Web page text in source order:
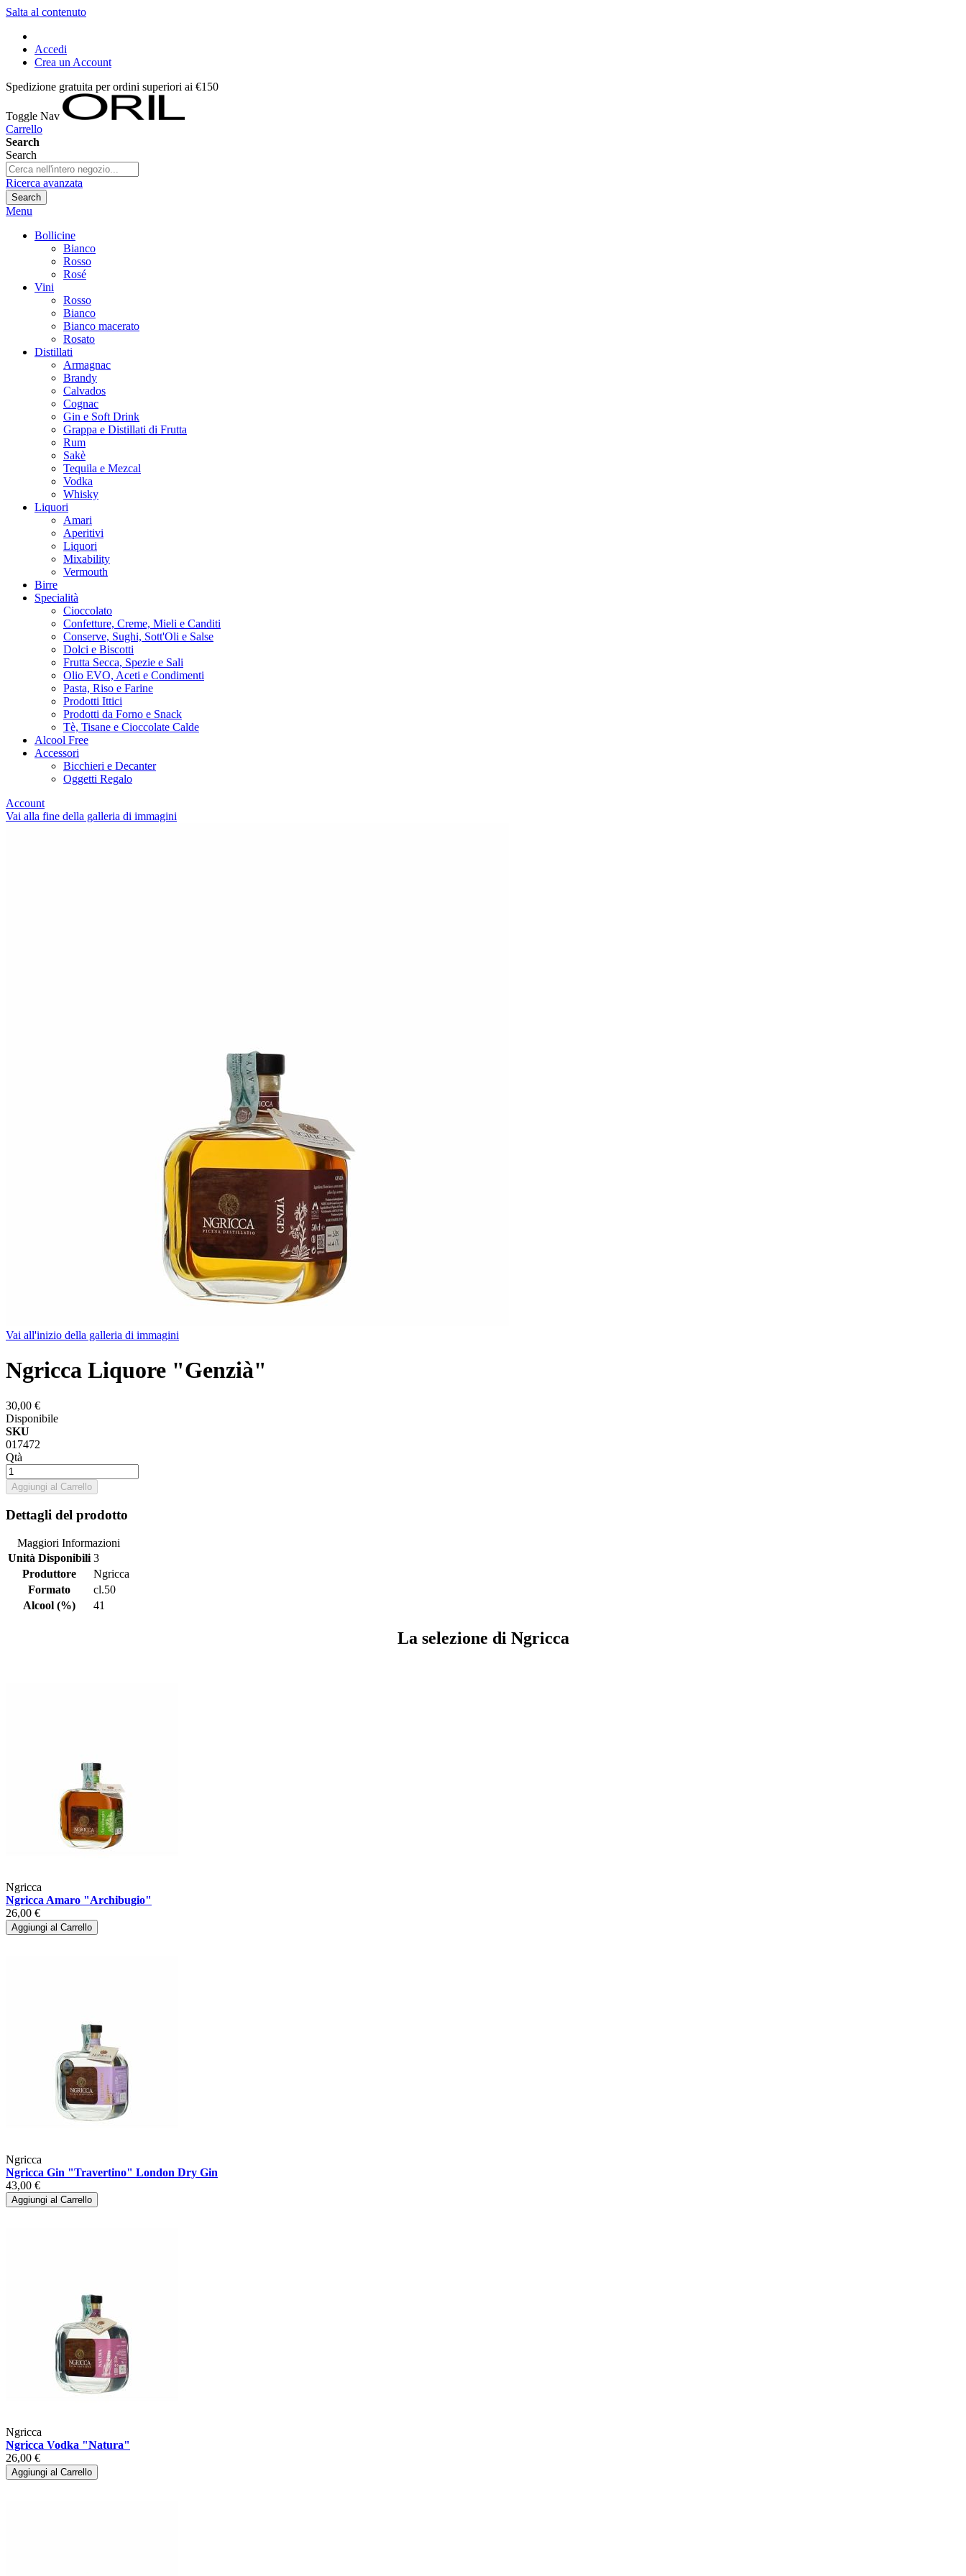
Salta al contenuto
Accedi
Crea un Account
Spedizione gratuita per ordini superiori ai €150
Toggle Nav
Carrello
Search
Search
Ricerca avanzata
Search
Menu
Bollicine
Bianco
Rosso
Rosé
Vini
Rosso
Bianco
Bianco macerato
Rosato
Distillati
Armagnac
Brandy
Calvados
Cognac
Gin e Soft Drink
Grappa e Distillati di Frutta
Rum
Sakè
Tequila e Mezcal
Vodka
Whisky
Liquori
Amari
Aperitivi
Liquori
Mixability
Vermouth
Birre
Specialità
Cioccolato
Confetture, Creme, Mieli e Canditi
Conserve, Sughi, Sott'Oli e Salse
Dolci e Biscotti
Frutta Secca, Spezie e Sali
Olio EVO, Aceti e Condimenti
Pasta, Riso e Farine
Prodotti Ittici
Prodotti da Forno e Snack
Tè, Tisane e Cioccolate Calde
Alcool Free
Accessori
Bicchieri e Decanter
Oggetti Regalo
Account
Vai alla fine della galleria di immagini
Vai all'inizio della galleria di immagini
Ngricca Liquore "Genzià"
30,00 €
Disponibile
SKU
017472
Qtà
Aggiungi al Carrello
Dettagli del prodotto
Maggiori Informazioni
Unità Disponibili 3
Produttore
Ngricca
Formato
cl.50
Alcool (%)
41
La selezione di Ngricca
Ngricca
Ngricca Amaro "Archibugio"
26,00 €
Aggiungi al Carrello
Ngricca
Ngricca Gin "Travertino" London Dry Gin
43,00 €
Aggiungi al Carrello
Ngricca
Ngricca Vodka "Natura"
26,00 €
Aggiungi al Carrello